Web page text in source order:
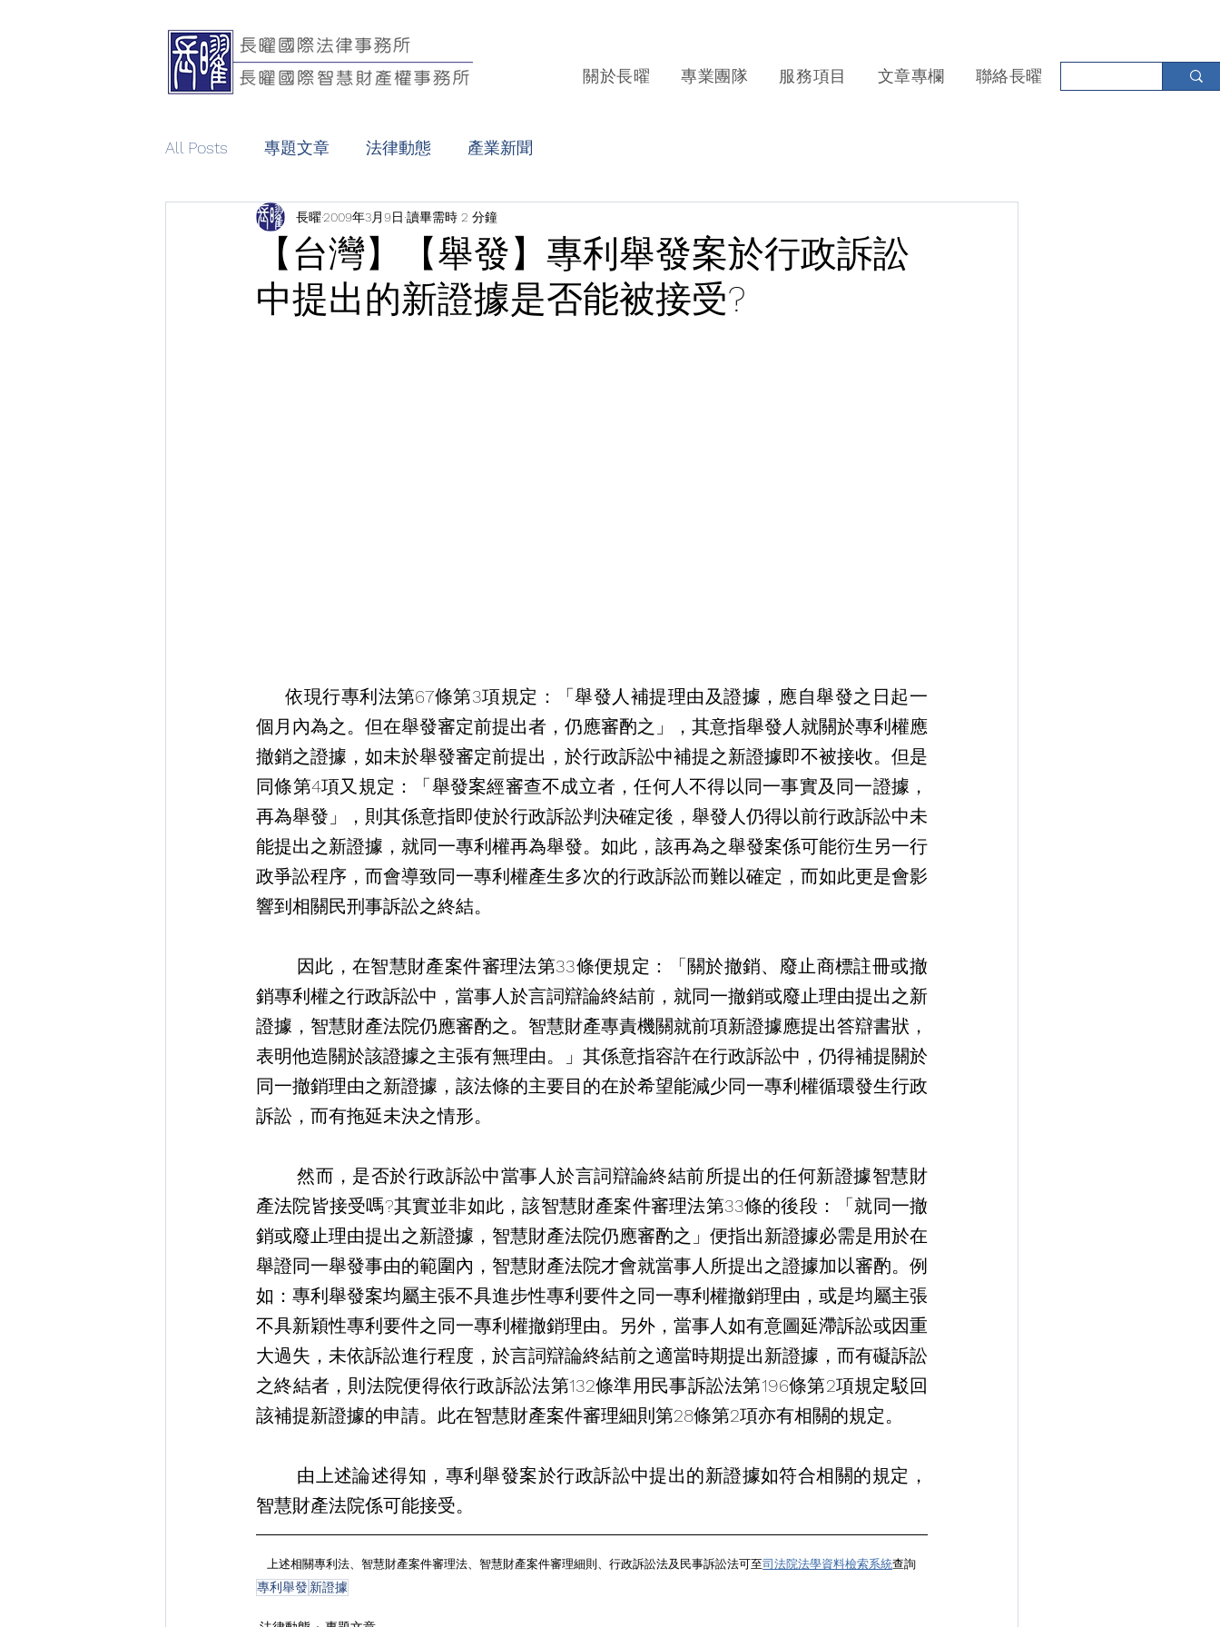
關於長曜 專業團隊 服務項目 文章專欄 聯絡長曜
All Posts 專題文章 法律動態 產業新聞
【台灣】【舉發】專利舉發案於行政訴訟
中提出的新證據是否能被接受?
長曜2009年3月9日 讀畢需時 2 分鐘
     依現行專利法第67條第3項規定：「舉發人補提理由及證據，應自舉發之日起一
個月內為之。但在舉發審定前提出者，仍應審酌之」，其意指舉發人就關於專利權應
撤銷之證據，如未於舉發審定前提出，於行政訴訟中補提之新證據即不被接收。但是
同條第4項又規定：「舉發案經審查不成立者，任何人不得以同一事實及同一證據，
再為舉發」，則其係意指即使於行政訴訟判決確定後，舉發人仍得以前行政訴訟中未
能提出之新證據，就同一專利權再為舉發。如此，該再為之舉發案係可能衍生另一行
政爭訟程序，而會導致同一專利權產生多次的行政訴訟而難以確定，而如此更是會影
響到相關民刑事訴訟之終結。
銷專利權之行政訴訟中，當事人於言詞辯論終結前，就同一撤銷或廢止理由提出之新
證據，智慧財產法院仍應審酌之。智慧財產專責機關就前項新證據應提出答辯書狀，
表明他造關於該證據之主張有無理由。」其係意指容許在行政訴訟中，仍得補提關於
同一撤銷理由之新證據，該法條的主要目的在於希望能減少同一專利權循環發生行政
訴訟，而有拖延未決之情形。
       然而，是否於行政訴訟中當事人於言詞辯論終結前所提出的任何新證據智慧財
產法院皆接受嗎?其實並非如此，該智慧財產案件審理法第33條的後段：「就同一撤
銷或廢止理由提出之新證據，智慧財產法院仍應審酌之」便指出新證據必需是用於在
舉證同一舉發事由的範圍內，智慧財產法院才會就當事人所提出之證據加以審酌。例
如：專利舉發案均屬主張不具進步性專利要件之同一專利權撤銷理由，或是均屬主張
不具新穎性專利要件之同一專利權撤銷理由。另外，當事人如有意圖延滯訴訟或因重
大過失，未依訴訟進行程度，於言詞辯論終結前之適當時期提出新證據，而有礙訴訟
之終結者，則法院便得依行政訴訟法第132條準用民事訴訟法第196條第2項規定駁回
該補提新證據的申請。此在智慧財產案件審理細則第28條第2項亦有相關的規定。
智慧財產法院係可能接受。
上述相關專利法、智慧財產案件審理法、智慧財產案件審理細則、行政訴訟法及民事訴訟法可至司法院法學資料檢索系統查詢
專利舉發 新證據